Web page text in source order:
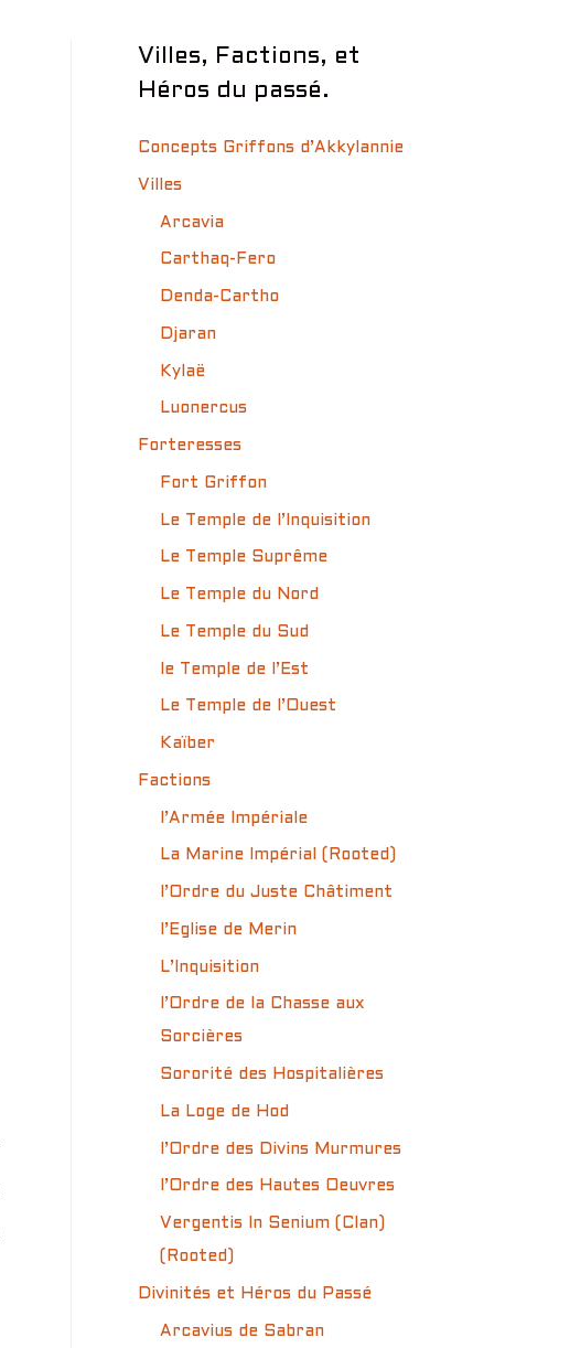
Villes, Factions, et
Héros du passé.
Concepts Griffons d’Akkylannie
Villes
Arcavia
Carthaq-Fero
Denda-Cartho
Djaran
Kylaë
Luonercus
Forteresses
Fort Griffon
Le Temple de l’Inquisition
Le Temple Suprême
Le Temple du Nord
Le Temple du Sud
le Temple de l’Est
Le Temple de l’Ouest
Kaïber
Factions
l’Armée Impériale
La Marine Impérial (Rooted)
l’Ordre du Juste Châtiment
l’Eglise de Merin
L’Inquisition
l’Ordre de la Chasse aux
Sorcières
Sororité des Hospitalières
La Loge de Hod
l’Ordre des Divins Murmures
l’Ordre des Hautes Oeuvres
Vergentis In Senium (Clan)
(Rooted)
Divinités et Héros du Passé
Arcavius de Sabran